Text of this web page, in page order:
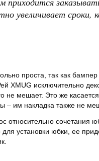
увеличивает
проста, так как
XMUG исключительно
не мешает. Это же
– им накладка также не
относительно сочетания
установки юбки, ее